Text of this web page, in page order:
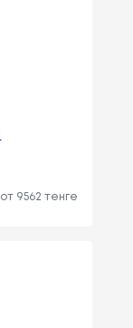
от 9562 тенге